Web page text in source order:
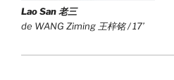
Lao San 老三
de WANG Ziming 王梓铭 / 17’